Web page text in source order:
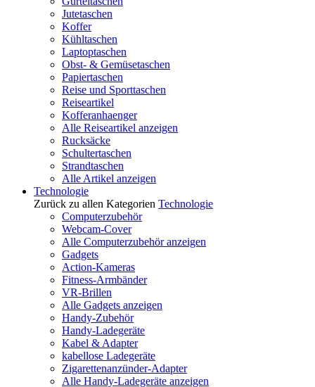
Jutetaschen
Koffer
Kühltaschen
Laptoptaschen
Obst- & Gemüsetaschen
Papiertaschen
Reise und Sporttaschen
Reiseartikel
Kofferanhaenger
Alle Reiseartikel anzeigen
Rucksäcke
Schultertaschen
Strandtaschen
Alle Artikel anzeigen
Technologie
Zurück zu allen Kategorien Technologie
Computerzubehör
Webcam-Cover
Alle Computerzubehör anzeigen
Gadgets
Action-Kameras
Fitness-Armbänder
VR-Brillen
Alle Gadgets anzeigen
Handy-Zubehör
Handy-Ladegeräte
Kabel & Adapter
kabellose Ladegeräte
Zigarettenanzünder-Adapter
Alle Handy-Ladegeräte anzeigen